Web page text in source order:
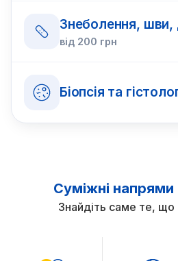
Знеболення, шви,
від 200 грн
Біопсія та
Суміжні напрями
Знайдіть саме те, що